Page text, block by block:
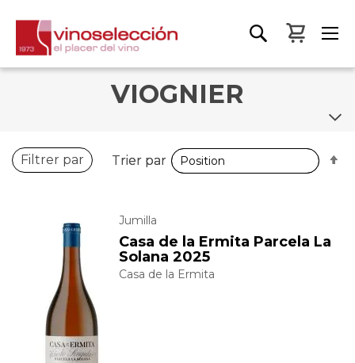
Mon
VIOGNIER
Jumilla
Casa de la Ermita Parcela La
Solana 2025
Casa de la Ermita
Filtrer par Trier par
Trier par